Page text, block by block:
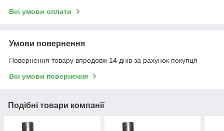
Всі умови оплати
Умови повернення
Повернення товару впродовж 14 днів за рахунок покупця
Всі умови повернення
Подібні товари компанії